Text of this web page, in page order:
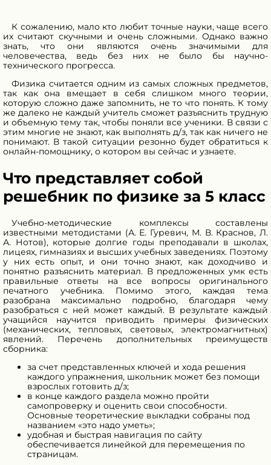
К сожалению, мало кто любит точные науки, чаще всего
их считают скучными и очень сложными. Однако важно
знать, что они являются очень значимыми для
человечества, ведь без них не было бы научно-
технического прогресса.
Физика считается одним из самых сложных предметов,
так как она вмещает в себя слишком много теории,
которую сложно даже запомнить, не то что понять. К тому
же далеко не каждый учитель сможет разъяснить трудную
и объемную тему так, чтобы поняли все ученики. В связи с
этим многие не знают, как выполнять д/з, так как ничего не
понимают. В такой ситуации резонно будет обратиться к
онлайн-помощнику, о котором вы сейчас и узнаете.
Что представляет собой
решебник по физике за 5 класс
Учебно-методические комплексы составлены
известными методистами (А. Е. Гуревич, М. В. Краснов, Л.
А. Нотов), которые долгие годы преподавали в школах,
лицеях, гимназиях и высших учебных заведениях. Поэтому
у них есть опыт, и они точно знают, как доходчиво и
понятно разъяснить материал. В предложенных умк есть
правильные ответы на все вопросы оригинального
печатного учебника. Помимо этого, каждая тема
разобрана максимально подробно, благодаря чему
разобраться с ней может каждый. В результате каждый
учащийся научится приводить примеры физических
(механических, тепловых, световых, электромагнитных)
явлений. Перечень дополнительных преимуществ
сборника:
за счет представленных ключей и хода решения
каждого упражнения, школьник может без помощи
взрослых готовить д/з;
в конце каждого раздела можно пройти
самопроверку и оценить свои способности.
Основные теоретические выкладки собраны под
названием «это надо уметь»;
удобная и быстрая навигация по сайту
обеспечивается линейкой для перемещения по
страницам.